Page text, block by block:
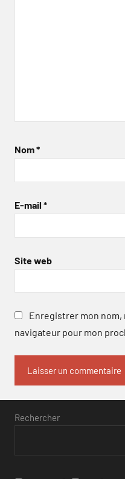
Nom*
E-mail *
Site web
Enregistrer mon nom,
navigateur pour mon
Rechercher